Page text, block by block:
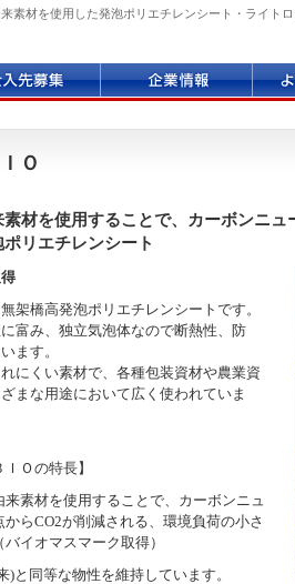
素材を使用した発泡ポリエチレンシート・ライト
業
く
Ｏ
材を使用することで、カーボンニ
リエチレンシート
架橋高発泡ポリエチレンシートです。
富み、独立気泡体なので断熱性、防
ます。
にくい素材で、各種包装資材や農業資
まな用途において広く使われていま
ＩＯの特長】
来素材を使用することで、カーボンニュ
からCO2が削減される、環境負荷の小さ
イオマスマーク取得）
)と同等な物性を維持しています。